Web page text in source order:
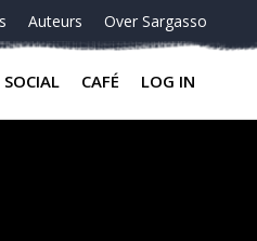
Auteurs Over Sargasso
SOCIAL CAFÉ LOG IN